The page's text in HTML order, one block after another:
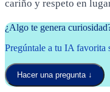
cariño y respeto en
¿Algo te genera
Pregúntale a tu IA favorita
Hacer una pregunta↓